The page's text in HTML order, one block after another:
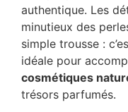
authentique. Les
minutieux des
simple trousse :
idéale pour
cosmétiques
trésors parfumés.